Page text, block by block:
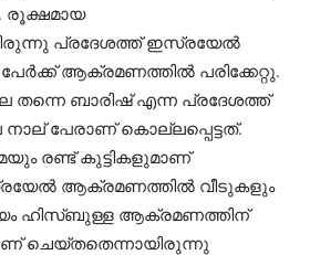
രൂക്ഷമായ
പ്രദേശത്ത് ഇസ്രയേല്‍
ആക്രമണത്തില്‍ പരിക്കേറ്റു.
തന്നെ ബാരിഷ് എന്ന പ്രദേശത്ത്
പേരാണ് കൊല്ലപ്പെട്ടത്.
രണ്ട് കുട്ടികളുമാണ്
ആക്രമണത്തില്‍ വീടുകളും
ഹിസ്ബുള്ള ആക്രമണത്തിന്
ചെയ്തതെന്നായിരുന്നു